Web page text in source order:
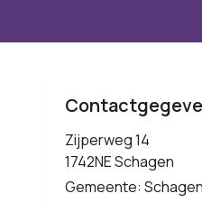
Zijperweg 14
1742NE Schagen
Gemeente: Schagen